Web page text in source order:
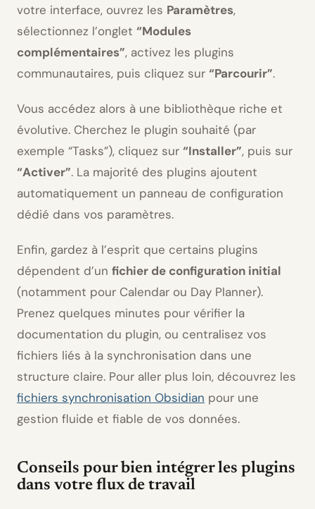
votre interface, ouvrez les Paramètres,
sélectionnez l’onglet “Modules
complémentaires”, activez les plugins
communautaires, puis cliquez sur “Parcourir”.
Vous accédez alors à une bibliothèque riche et
évolutive. Cherchez le plugin souhaité (par
exemple “Tasks”), cliquez sur “Installer”, puis sur
“Activer”. La majorité des plugins ajoutent
automatiquement un panneau de configuration
dédié dans vos paramètres.
Enfin, gardez à l’esprit que certains plugins
dépendent d’un fichier de configuration initial
(notamment pour Calendar ou Day Planner).
Prenez quelques minutes pour vérifier la
documentation du plugin, ou centralisez vos
fichiers liés à la synchronisation dans une
structure claire. Pour aller plus loin, découvrez les
fichiers synchronisation Obsidian pour une
gestion fluide et fiable de vos données.
Conseils pour bien intégrer les plugins
dans votre flux de travail